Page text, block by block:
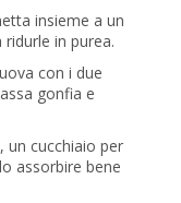
insieme a un
in purea.
con i due
gonfia e
un cucchiaio per
assorbire bene